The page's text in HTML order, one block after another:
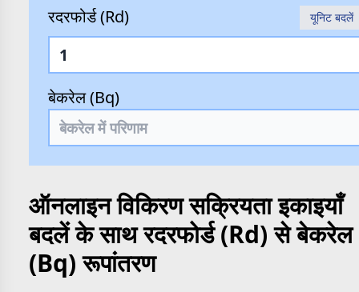
रदरफोर्ड (Rd) यूनिट बदलें
बेकरेल (Bq)
ऑनलाइन विकिरण सक्रियता इकाइयाँ
बदलें के साथ रदरफोर्ड (Rd) से बेकरेल
(Bq) रूपांतरण